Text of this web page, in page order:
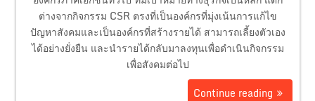
ต่างจากกิจกรรม CSR ตรงที่เป็นองค์กรที่มุ่งเน้นการแก้ไข
ปัญหาสังคมและเป็นองค์กรที่สร้างรายได้ สามารถเลี้ยงตัวเอง
ได้อย่างยั่งยืน และนำรายได้กลับมาลงทุนเพื่อดำเนินกิจกรรม
เพื่อสังคมต่อไป
Continue reading